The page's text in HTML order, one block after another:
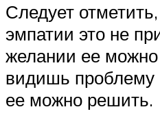
Следует
эмпатии это не
желании ее можно
видишь
ее можно решить.